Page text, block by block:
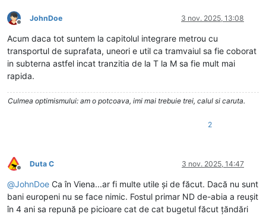
Deconectat
JohnDoe 3 nov. 2025, 13:08
Acum daca tot suntem la capitolul integrare metrou cu
transportul de suprafata, uneori e util ca tramvaiul sa fie coborat
in subterna astfel incat tranzitia de la T la M sa fie mult mai
rapida.
Culmea optimismului: am o potcoava, imi mai trebuie trei, calul si caruta.
2
Deconectat
Duta C 3 nov. 2025, 14:47
@JohnDoe Ca în Viena...ar fi multe utile și de făcut. Dacă nu sunt
bani europeni nu se face nimic. Fostul primar ND de-abia a reușit
în 4 ani sa repună pe picioare cat de cat bugetul făcut țăndări